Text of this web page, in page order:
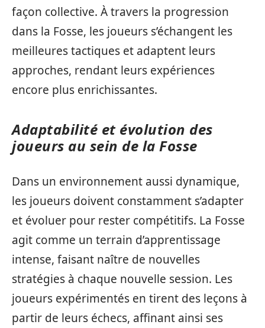
façon collective. À travers la progression
dans la Fosse, les joueurs s’échangent les
meilleures tactiques et adaptent leurs
approches, rendant leurs expériences
encore plus enrichissantes.
Adaptabilité et évolution des
joueurs au sein de la Fosse
Dans un environnement aussi dynamique,
les joueurs doivent constamment s’adapter
et évoluer pour rester compétitifs. La Fosse
agit comme un terrain d’apprentissage
intense, faisant naître de nouvelles
stratégies à chaque nouvelle session. Les
joueurs expérimentés en tirent des leçons à
partir de leurs échecs, affinant ainsi ses